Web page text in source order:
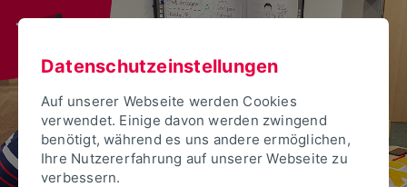
Datenschutzeinstellungen
Auf unserer Webseite werden Cookies
verwendet. Einige davon werden zwingend
benötigt, während es uns andere ermöglichen,
Ihre Nutzererfahrung auf unserer Webseite zu
verbessern.